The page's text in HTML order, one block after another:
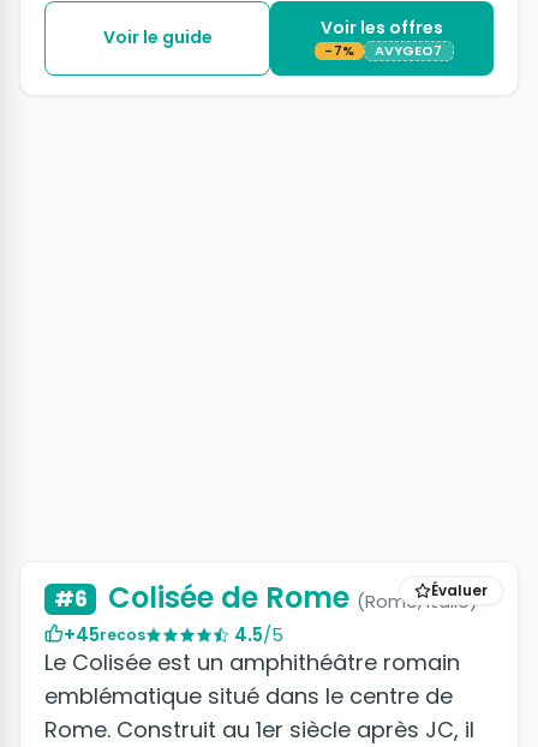
Voir le guide Voir les offres
-7% AVYGEO7
Évaluer
#6 Colisée de Rome (Rome, Italie)
+45recos 4.5/5
Le Colisée est un amphithéâtre romain
emblématique situé dans le centre de
Rome. Construit au 1er siècle après JC, il